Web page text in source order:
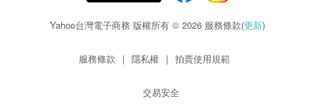
Yahoo台灣電子商務 版權所有 © 2026 服務條款(更新)
服務條款 | 隱私權 | 拍賣使用規範
交易安全